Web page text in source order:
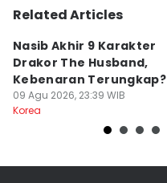
Related Articles
Nasib Akhir 9 Karakter
Drakor The Husband,
Kebenaran Terungkap?
09 Agu 2026, 23:39 WIB
Korea